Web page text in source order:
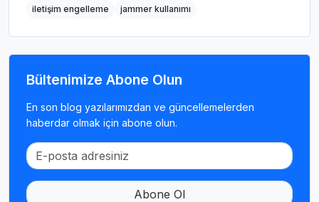
iletişim engelleme
jammer kullanımı
Bültenimize Abone Olun
En son blog yazılarımızdan ve güncellemelerden
haberdar olmak için abone olun.
Abone Ol